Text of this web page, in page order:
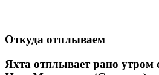
Откуда отплываем
Яхта отплывает рано утром